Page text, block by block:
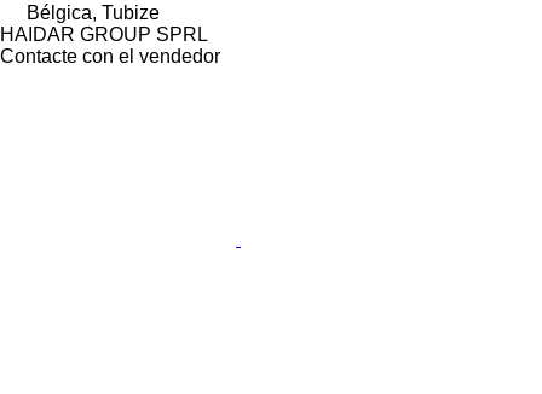
Bélgica, Tubize
HAIDAR GROUP SPRL
Contacte con el vendedor